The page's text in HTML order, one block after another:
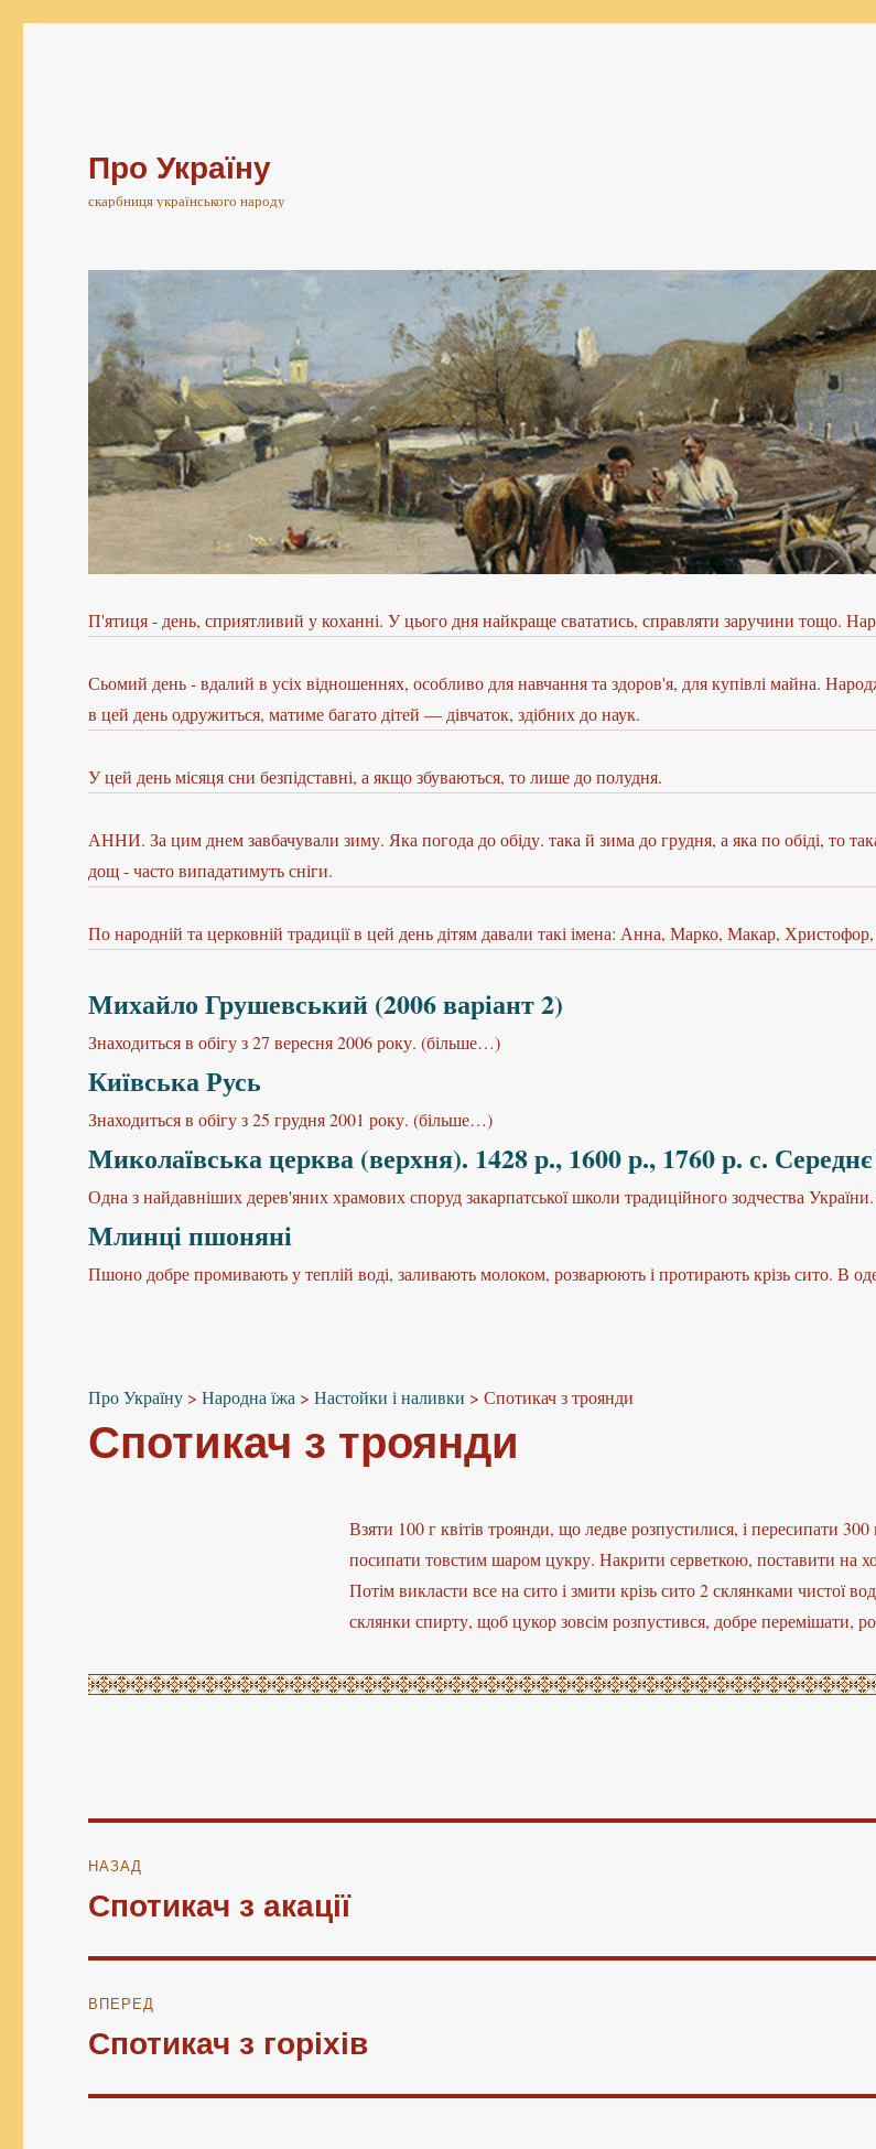
Про Україну
скарбниця українського народу
П'ятиця - день, сприятливий у коханні. У цього дня найкраще свататись, справляти заручини тощо.
Сьомий день - вдалий в усіх відношеннях, особливо для навчання та здоров'я, для купівлі майна.
в цей день одружиться, матиме багато дітей — дівчаток, здібних до наук.
У цей день місяця сни безпідставні, а якщо збуваються, то лише до полудня.
АННИ. За цим днем завбачували зиму. Яка погода до обіду. така й зима до грудня, а яка по обіді, то
дощ - часто випадатимуть сніги.
По народній та церковній традиції в цей день дітям давали такі імена: Анна, Марко, Макар,
Михайло Грушевський (2006 варіант 2)
Знаходиться в обігу з 27 вересня 2006 року. (більше…)
Київська Русь
Знаходиться в обігу з 25 грудня 2001 року. (більше…)
Миколаївська церква (верхня). 1428 р., 1600 р., 1760 р. с.
Одна з найдавніших дерев'яних храмових споруд закарпатської школи традиційного зодчества
Млинці пшоняні
Пшоно добре промивають у теплій воді, заливають молоком, розварюють і протирають крізь сито. В
Про Україну >Народна їжа >Настойки і наливки >Спотикач з троянди
Спотикач з троянди
Взяти 100 г квітів троянди, що ледве розпустилися, і пересипати 300
посипати товстим шаром цукру. Накрити серветкою, поставити на
Потім викласти все на сито і змити крізь сито 2 склянками чистої
склянки спирту, щоб цукор зовсім розпустився, добре перемішати,
записів
НАЗАД
Попередній
Спотикач з акації
ВПЕРЕД
Наступний
Спотикач з горіхів